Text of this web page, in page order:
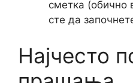
сметка (обично
сте да
Најчесто